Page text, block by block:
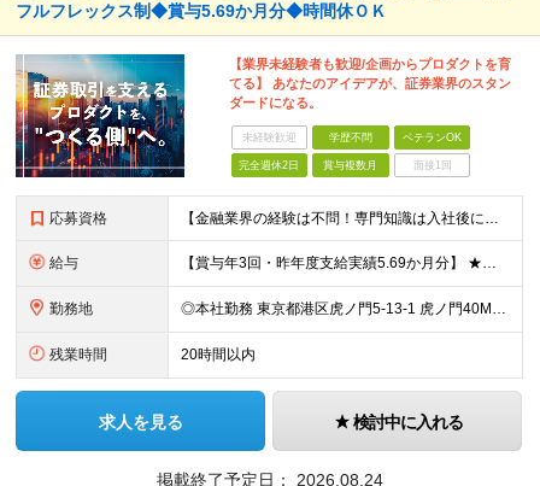
フルフレックス制◆賞与5.69か月分◆時間休ＯＫ
【業界未経験者も歓迎/企画からプロダクトを育
てる】 あなたのアイデアが、証券業界のスタン
ダードになる。
未経験歓迎 学歴不問 ベテランOK
完全週休2日 賞与複数月 面接1回
応募資格 【金融業界の経験は不問！専門知識は入社後に学べます】 ◎学歴不問 ◎システム開発の実務経験をお持ちの方 └3年以上・Java、C#いずれかの使用経験をお持ちの方を想定しております 【以下のような方は
給与 【賞与年3回・昨年度支給実績5.69か月分】 ★想定年収500万円～ ★前職給与考慮あり 月給27万円～59万円 +残業代全額支給(1分単位、監督職以下) +人事評価による賞与年2回（4月/10月）
勤務地 ◎本社勤務 東京都港区虎ノ門5-13-1 虎ノ門40MTビル 8F ※原則として、転居を伴う転勤はありません ※(変更の範囲)上記を除く当社関連勤務地
残業時間 20時間以内
求人を見る 検討中に入れる
掲載終了予定日： 2026.08.24